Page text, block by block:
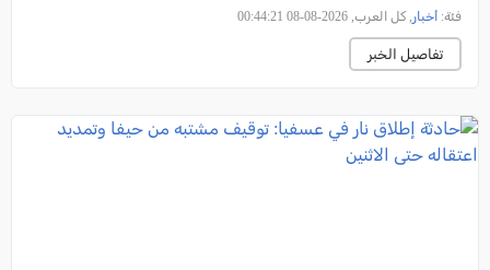
فئة: أخبار , كل العرب, 2026-08-08 00:44:21
تفاصيل الخبر